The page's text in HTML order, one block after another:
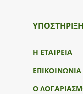
ΥΠΟΣΤΉΡΙΞΗ
Η ΕΤΑΙΡΕΙΑ
ΕΠΙΚΟΙΝΩΝΙΑ
Ο